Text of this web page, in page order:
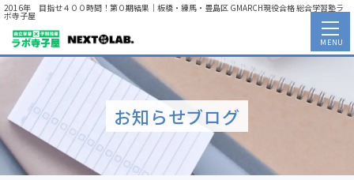
2016年 目指せ４００時間！第０期結果｜板橋・練馬・豊島区 GMARCH現役合格 総合学習塾ラ
ボ寺子屋
MENU
お知らせブログ